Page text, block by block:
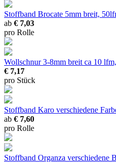
Stoffband Brocate 5mm breit,
ab € 7,03
pro Rolle
Wollschnur 3-8mm breit ca 10
€ 7,17
pro Stück
Stoffband Karo verschiedene
ab € 7,60
pro Rolle
Stoffband Organza verschiedene